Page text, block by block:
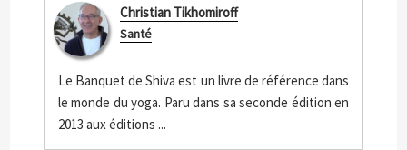
Christian Tikhomiroff
Santé
Le Banquet de Shiva est un livre de référence dans
le monde du yoga. Paru dans sa seconde édition en
2013 aux éditions ...